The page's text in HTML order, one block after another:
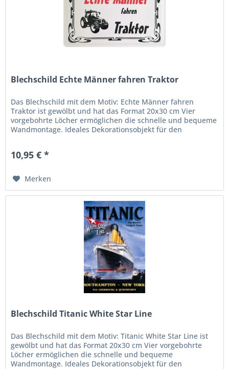
Blechschild Echte Männer fahren Traktor
Das Blechschild mit dem Motiv: Echte Männer fahren
Traktor ist gewölbt und hat das Format 20x30 cm Vier
vorgebohrte Löcher ermöglichen die schnelle und bequeme
Wandmontage. Ideales Dekorationsobjekt für den
10,95 € *
Merken
Blechschild Titanic White Star Line
Das Blechschild mit dem Motiv: Titanic White Star Line ist
gewölbt und hat das Format 20x30 cm Vier vorgebohrte
Löcher ermöglichen die schnelle und bequeme
Wandmontage. Ideales Dekorationsobjekt für den